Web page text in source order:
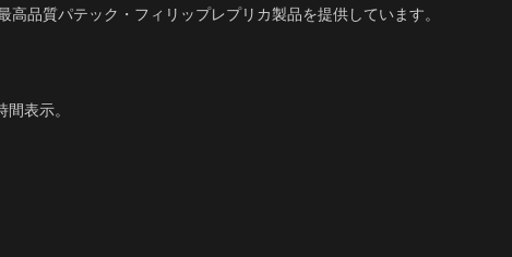
品質パテック・フィリップレプリカ製品を提供しています。
表示。